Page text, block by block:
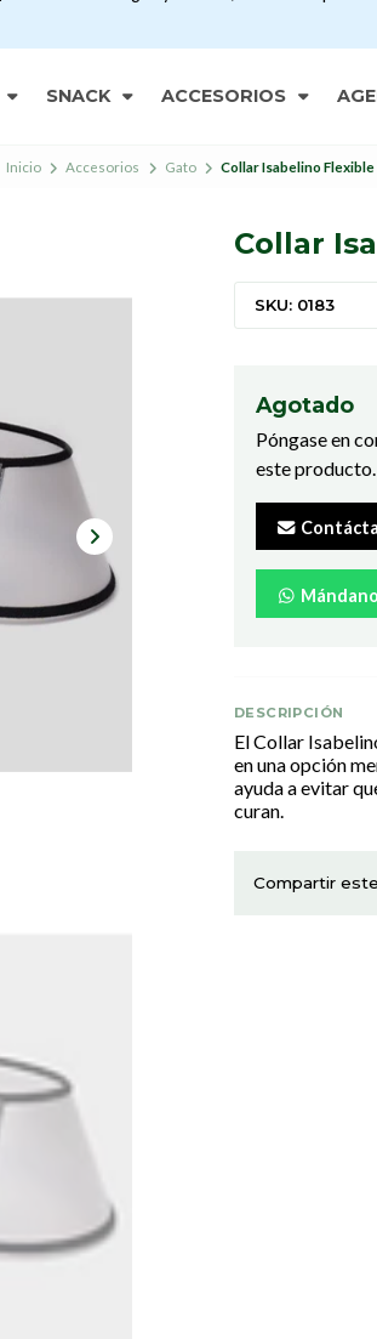
SNACK ACCESORIOS
Inicio Accesorios Gato Collar Isabelino Flexible
Collar
SKU: 0183
Agotado
Póngase en
este producto.
DESCRIPCIÓN
El Collar
en una opción
ayuda a evitar
curan.
Compartir